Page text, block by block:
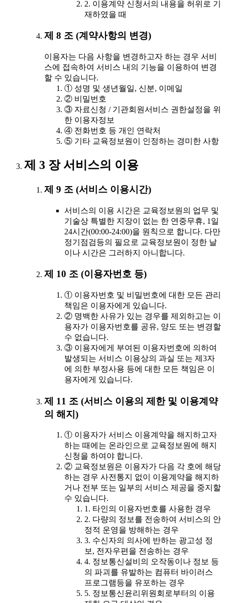
2. 이용계약 신청서의 내용을 허위로 기
재하였을 때
제 8 조 (계약사항의 변경)
이용자는 다음 사항을 변경하고자 하는 경우 서비
스에 접속하여 서비스 내의 기능을 이용하여 변경
할 수 있습니다.
① 성명 및 생년월일, 신분, 이메일
② 비밀번호
③ 자료신청 / 기관회원서비스 권한설정을 위
한 이용자정보
④ 전화번호 등 개인 연락처
⑤ 기타 교육정보원이 인정하는 경미한 사항
제 3 장 서비스의 이용
제 9 조 (서비스 이용시간)
서비스의 이용 시간은 교육정보원의 업무 및
기술상 특별한 지장이 없는 한 연중무휴, 1일
24시간(00:00-24:00)을 원칙으로 합니다. 다만
정기점검등의 필요로 교육정보원이 정한 날
이나 시간은 그러하지 아니합니다.
제 10 조 (이용자번호 등)
① 이용자번호 및 비밀번호에 대한 모든 관리
책임은 이용자에게 있습니다.
② 명백한 사유가 있는 경우를 제외하고는 이
용자가 이용자번호를 공유, 양도 또는 변경할
수 없습니다.
③ 이용자에게 부여된 이용자번호에 의하여
발생되는 서비스 이용상의 과실 또는 제3자
에 의한 부정사용 등에 대한 모든 책임은 이
용자에게 있습니다.
제 11 조 (서비스 이용의 제한 및 이용계약
의 해지)
① 이용자가 서비스 이용계약을 해지하고자
하는 때에는 온라인으로 교육정보원에 해지
신청을 하여야 합니다.
② 교육정보원은 이용자가 다음 각 호에 해당
하는 경우 사전통지 없이 이용계약을 해지하
거나 전부 또는 일부의 서비스 제공을 중지할
수 있습니다.
1. 타인의 이용자번호를 사용한 경우
2. 다량의 정보를 전송하여 서비스의 안
정적 운영을 방해하는 경우
3. 수신자의 의사에 반하는 광고성 정
보, 전자우편을 전송하는 경우
4. 정보통신설비의 오작동이나 정보 등
의 파괴를 유발하는 컴퓨터 바이러스
프로그램등을 유포하는 경우
5. 정보통신윤리위원회로부터의 이용